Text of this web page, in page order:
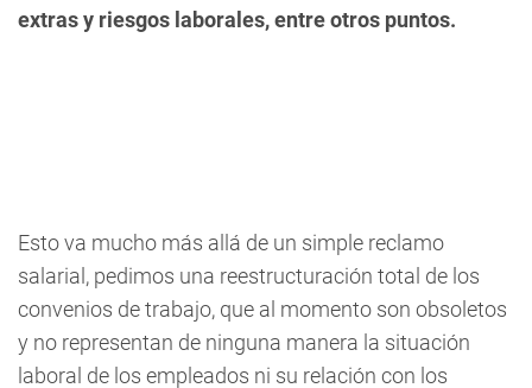
extras y riesgos laborales, entre otros puntos.
Esto va mucho más allá de un simple reclamo
salarial, pedimos una reestructuración total de los
convenios de trabajo, que al momento son obsoletos
y no representan de ninguna manera la situación
laboral de los empleados ni su relación con los